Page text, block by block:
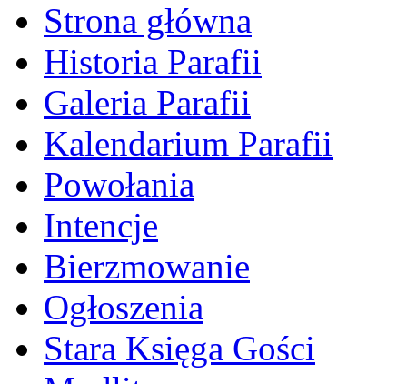
Strona główna
Historia Parafii
Galeria Parafii
Kalendarium Parafii
Powołania
Intencje
Bierzmowanie
Ogłoszenia
Stara Księga Gości